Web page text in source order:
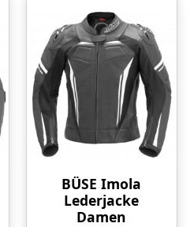
BÜSE Imola
Lederjacke
Damen